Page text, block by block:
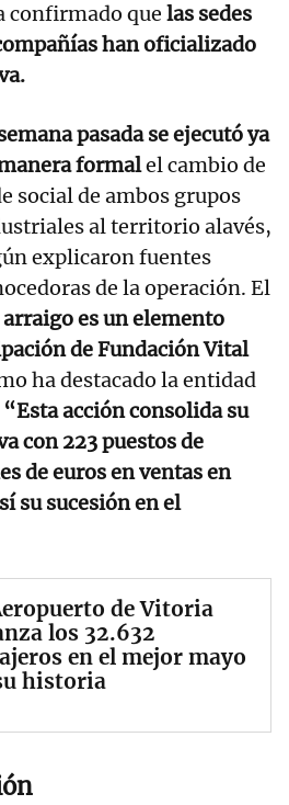
confirmado que las sedes
han oficializado
pasada se ejecutó ya
formalel cambio de
social de ambos grupos
al territorio alavés,
explicaron fuentes
de la operación. El
arraigo es un elemento
de Fundación Vital
ha destacado la entidad
“Esta acción consolida su
con 223 puestos de
de euros en ventas en
su sucesión en el
de Vitoria
los 32.632
en el mejor mayo
historia